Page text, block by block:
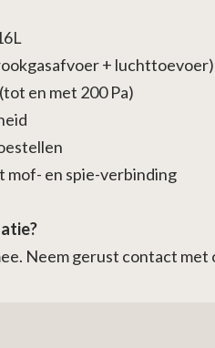
+ luchttoevoer)
en met 200 Pa)
mof- en spie-verbinding
Neem gerust contact